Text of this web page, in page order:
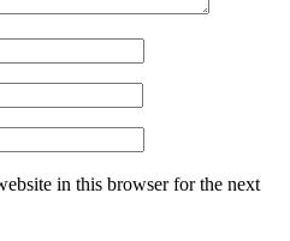
in this browser for the next